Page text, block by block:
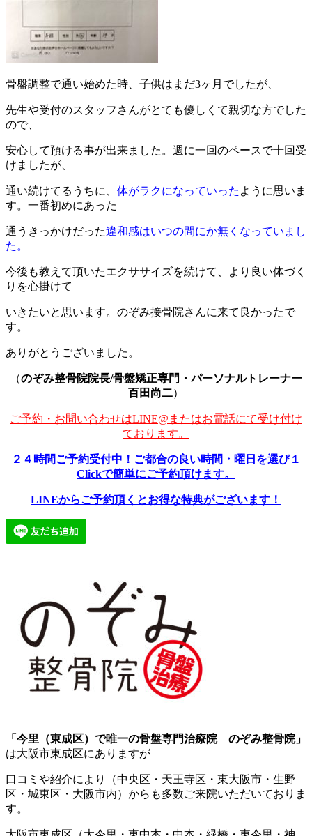
骨盤調整で通い始めた時、子供はまだ3ヶ月でしたが、
先生や受付のスタッフさんがとても優しくて親切な方でした
ので、
安心して預ける事が出来ました。週に一回のペースで十回受
けましたが、
通い続けてるうちに、 体がラクになっていった ように思いま
す。一番初めにあった
通うきっかけだった違和感はいつの間にか無くなっていまし
た。
今後も教えて頂いたエクササイズを続けて、より良い体づく
りを心掛けて
いきたいと思います。のぞみ接骨院さんに来て良かったで
す。
ありがとうございました。
（のぞみ整骨院院長/骨盤矯正専門・パーソナルトレーナー
百田尚二）
ご予約・お問い合わせはLINE@またはお電話にて受け付け
ております。
２４時間ご予約受付中！ご都合の良い時間・曜日を選び１
Clickで簡単にご予約頂けます。
LINEからご予約頂くとお得な特典がございます！
「今里（東成区）で唯一の骨盤専門治療院 のぞみ整骨院」
は大阪市東成区にありますが
口コミや紹介により（中央区・天王寺区・東大阪市・生野
区・城東区・大阪市内）からも多数ご来院いただいておりま
す。